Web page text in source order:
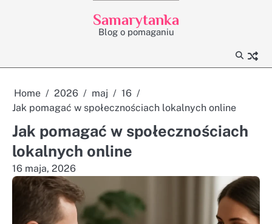
Samarytanka
Blog o pomaganiu
Home 2026 maj
16
Jak pomagać w społecznościach lokalnych online
Jak pomagać w społecznościach
lokalnych online
16 maja, 2026